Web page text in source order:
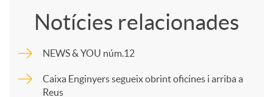
p
Notícies relacionades
NEWS & YOU núm.12
Caixa Enginyers segueix obrint oficines i arriba a
Reus